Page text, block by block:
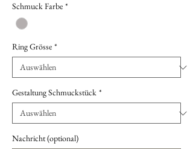
Schmuck Farbe *
Ring Grösse *
Gestaltung Schmuckstück *
Nachricht (optional)